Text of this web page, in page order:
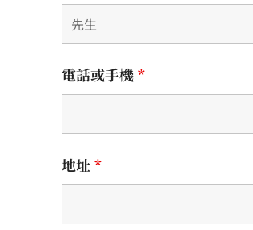
電話或手機*
地址 *